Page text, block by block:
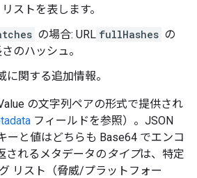
ストを表します。
の場合: URL fullHashes の
のハッシュ。
に関する追加情報。
の文字列ペアの形式で提供され
フィールドを参照）。JSON
ーと値はどちらも Base64 でエンコ
されるメタデータの タイプは、特定
リスト（脅威/プラットフォー